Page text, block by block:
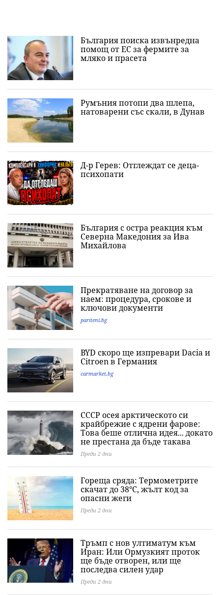
България поиска извънредна
помощ от ЕС за фермите за
мляко и прасета
Румъния потопи два шлепа,
натоварени със скали, в Дунав
Д-р Герев: Отглеждат се деца-
психопати
България с остра реакция към
Северна Македония за Ива
Михайлова
Прекратяване на договор за
наем: процедура, срокове и
ключови документи
pariteni.bg
BYD скоро ще изпревари Dacia и
Citroеn в Германия
carmarket.bg
СССР осея арктическото си
крайбрежие с ядрени фарове:
Това беше отлична идея... докато
не престана да бъде такава
Преди 2 дни
Гореща сряда: Термометрите
скачат до 38°C, жълт код за
опасни жеги
Преди 2 дни
Тръмп с нов ултиматум към
Иран: Или Ормузкият проток
ще бъде отворен, или ще
последва силен удар
Преди 2 дни